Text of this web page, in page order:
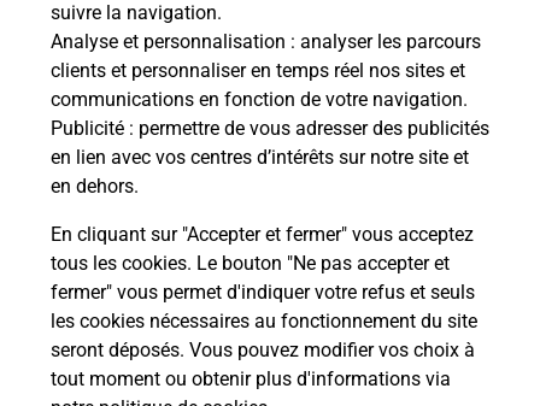
suivre la navigation.
Analyse et personnalisation : analyser les parcours
clients et personnaliser en temps réel nos sites et
communications en fonction de votre navigation.
Publicité : permettre de vous adresser des publicités
en lien avec vos centres d’intérêts sur notre site et
en dehors.
En cliquant sur "Accepter et fermer" vous acceptez
tous les cookies. Le bouton "Ne pas accepter et
fermer" vous permet d'indiquer votre refus et seuls
les cookies nécessaires au fonctionnement du site
seront déposés. Vous pouvez modifier vos choix à
tout moment ou obtenir plus d'informations via
Ouvert 24h/24
En savoir plus
CONSIGNE EXPLOITATIONAGRICOLE LOUIS